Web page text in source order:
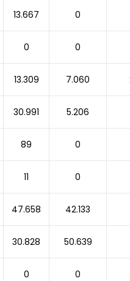
13.667 0
0 0
13.309 7.060
30.991 5.206
89 0
11 0
47.658 42.133
30.828 50.639
0 0